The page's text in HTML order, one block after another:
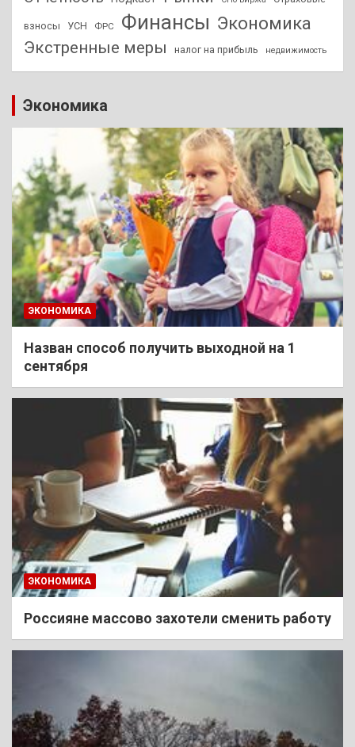
взносы УСН ФРС Финансы Экономика
Экстренные меры налог на прибыль недвижимость
Экономика
ЭКОНОМИКА
Назван способ получить выходной на 1
сентября
ЭКОНОМИКА
Россияне массово захотели сменить работу